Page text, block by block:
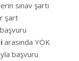
sınav şartı
şart
arasında YÖK
başvuru